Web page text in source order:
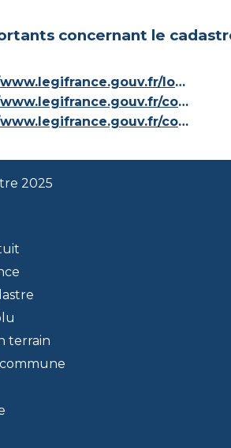
concernant le
https://www.legifrance.gouv.fr/loda/id/JORFTEXT000000686267/
https://www.legifrance.gouv.fr/codes/article_lc/LEGIARTI000036588629/
https://www.legifrance.gouv.fr/codes/id/LEGISCTA000006180153/
2025
terrain